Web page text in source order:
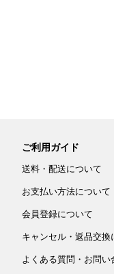
ご利用ガイド
送料・配送について
お支払い方法について
会員登録について
キャンセル・返品交換
よくある質問・お問い